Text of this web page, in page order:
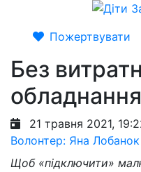
Пожертвувати
Без
21 травня 2021,
Волонтер: Яна Лобанок
Щоб «підключити»